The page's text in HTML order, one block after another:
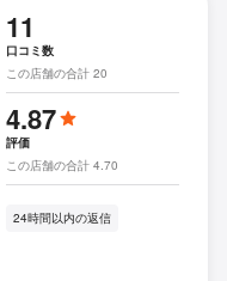
11
口コミ数
この店舗の合計 20
4.87
評価
この店舗の合計 4.70
24時間以内の返信